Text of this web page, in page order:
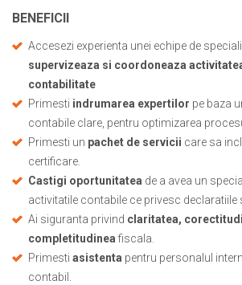
BENEFICII
Accesezi experienta unei echipe de
supervizeaza si coordoneaza
contabilitate
Primesti indrumarea expertilor pe baza
contabile clare, pentru optimizarea
Primesti un pachet de servicii care sa
certificare.
Castigi oportunitatea de a avea un
activitatile contabile ce privesc declaratiile
Ai siguranta privind claritatea,
completitudinea fiscala.
Primesti asistenta pentru personalul
contabil.